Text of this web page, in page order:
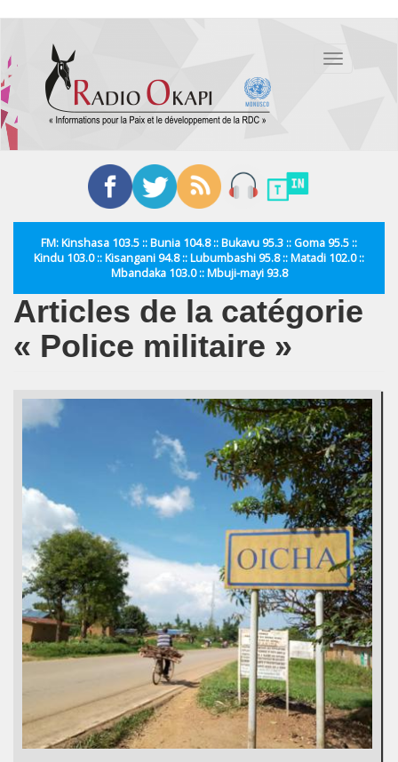
contenu
principal
Toggle
FM: Kinshasa 103.5 :: Bunia 104.8 :: Bukavu 95.3 :: Goma 95.5 ::
Kindu 103.0 :: Kisangani 94.8 :: Lubumbashi 95.8 :: Matadi 102.0 ::
Mbandaka 103.0 :: Mbuji-mayi 93.8
Articles de la catégorie
« Police militaire »